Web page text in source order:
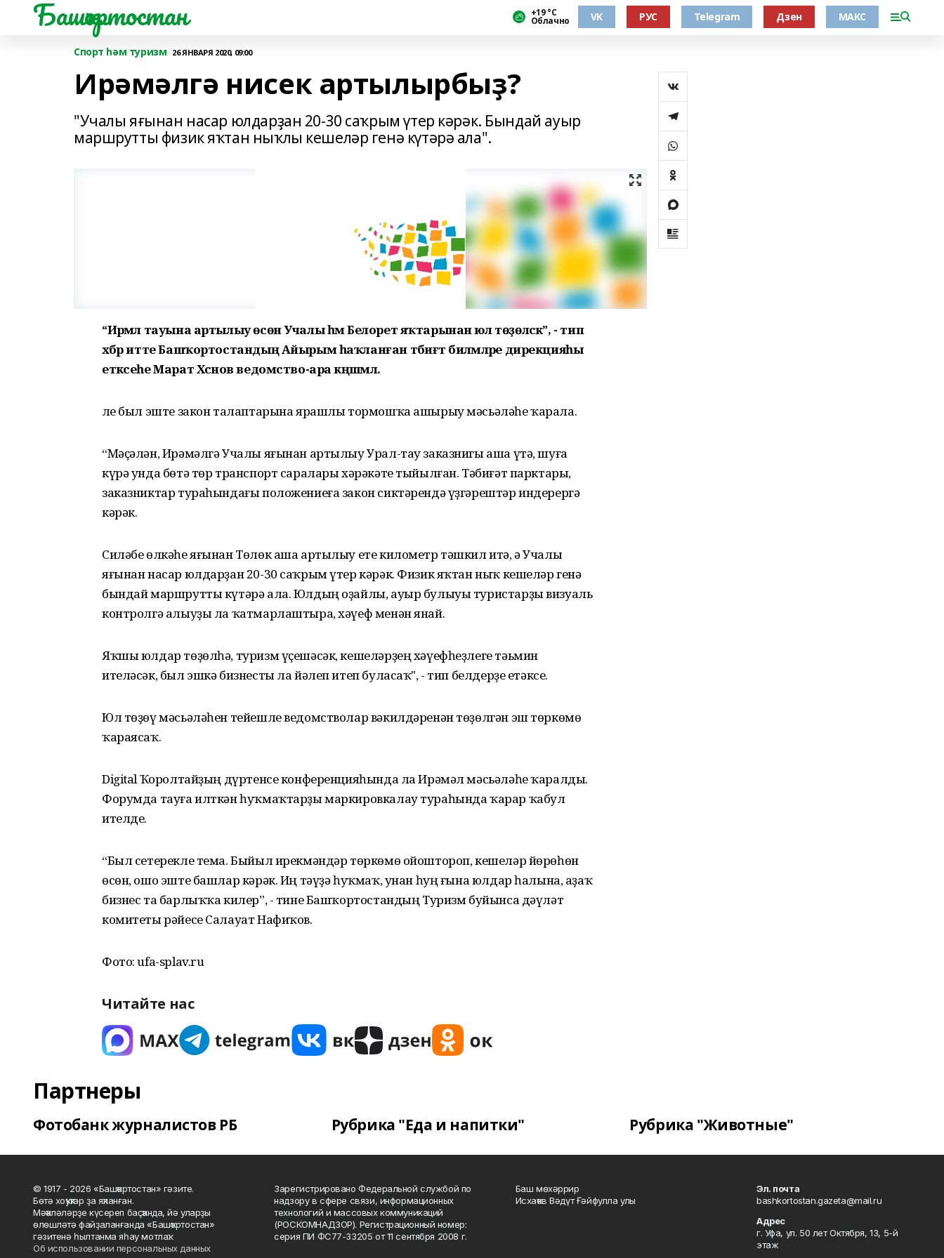
Башҡортостан +19 °С
Облачно VK РУС Telegram Дзен МАКС
Спорт һәм туризм 26 ЯНВАРЯ 2020, 09:00
Ирәмәлгә нисек артылырбыҙ?
"Учалы яғынан насар юлдарҙан 20-30 саҡрым үтер кәрәк. Бындай ауыр
маршрутты физик яҡтан ныҡлы кешеләр генә күтәрә ала".
“Ирәмәл тауына артылыу өсөн Учалы һәм Белорет яҡтарынан юл төҙөләсәк”, - тип
хәбәр итте Башҡортостандың Айырым һаҡланған тәбиғәт биләмәләре дирекцияһы
етәксеһе Марат Хәсәнов ведомство-ара кәңәшмәлә.
Әле был эште закон талаптарына ярашлы тормошҡа ашырыу мәсьәләһе ҡарала.
“Мәҫәлән, Ирәмәлгә Учалы яғынан артылыу Урал-тау заказнигы аша үтә, шуға
күрә унда бөтә төр транспорт саралары хәрәкәте тыйылған. Тәбиғәт парктары,
заказниктар тураһындағы положениеға закон сиктәрендә үҙгәрештәр индерергә
кәрәк.
Силәбе өлкәһе яғынан Төлөк аша артылыу ете километр тәшкил итә, ә Учалы
яғынан насар юлдарҙан 20-30 саҡрым үтер кәрәк. Физик яҡтан ныҡ кешеләр генә
бындай маршрутты күтәрә ала. Юлдың оҙайлы, ауыр булыуы туристарҙы визуаль
контролгә алыуҙы ла ҡатмарлаштыра, хәүеф менән янай.
Яҡшы юлдар төҙөлһә, туризм үҫешәсәк, кешеләрҙең хәүефһеҙлеге тәьмин
ителәсәк, был эшкә бизнесты ла йәлеп итеп буласаҡ", - тип белдерҙе етәксе.
Юл төҙөү мәсьәләһен тейешле ведомстволар вәкилдәренән төҙөлгән эш төркөмө
ҡараясаҡ.
Digital Ҡоролтайҙың дүртенсе конференцияһында ла Ирәмәл мәсьәләһе ҡаралды.
Форумда тауға илткән һуҡмаҡтарҙы маркировкалау тураһында ҡарар ҡабул
ителде.
“Был сетерекле тема. Быйыл ирекмәндәр төркөмө ойоштороп, кешеләр йөрөһөн
өсөн, ошо эште башлар кәрәк. Иң тәүҙә һуҡмаҡ, унан һуң ғына юлдар һалына, аҙаҡ
бизнес та барлыҡҡа килер”, - тине Башҡортостандың Туризм буйынса дәүләт
комитеты рәйесе Салауат Нафиҡов.
Фото: ufa-splav.ru
Читайте нас
Партнеры
Фотобанк журналистов РБ Рубрика "Еда и напитки" Рубрика "Животные"
© 1917 - 2026 «Башҡортостан» гәзите.
Бөтә хоҡуҡтар ҙа яҡланған.
Мәҡәләләрҙе күсереп баҫҡанда, йә уларҙы
өлөшләтә файҙаланғанда «Башҡортостан»
гәзитенә һылтанма яһау мотлаҡ.
Об использовании персональных данных
Зарегистрировано Федеральной службой по
надзору в сфере связи, информационных
технологий и массовых коммуникаций
(РОСКОМНАДЗОР). Регистрационный номер:
серия ПИ ФС77-33205 от 11 сентября 2008 г.
Баш мөхәррир
Исхаҡов Вәдүт Ғәйфулла улы
Эл. почта
bashkortostan.gazeta@mail.ru
Адрес
г. Уфа, ул. 50 лет Октября, 13, 5-й
этаж